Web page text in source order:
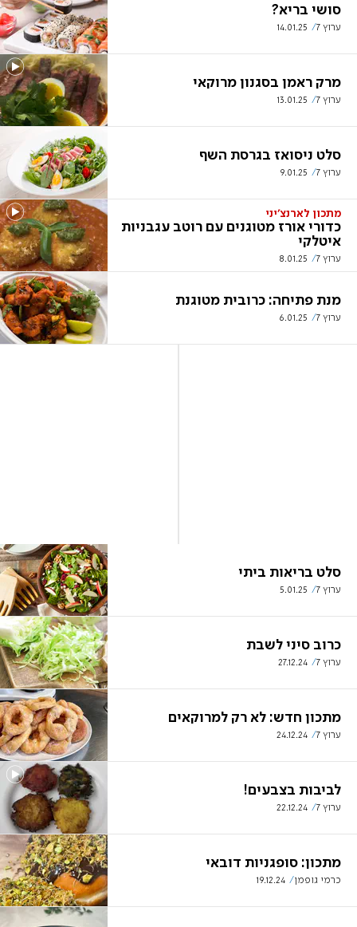
סושי בריא?
ערוץ 7 14.01.25
מרק ראמן בסגנון מרוקאי
ערוץ 7 13.01.25
סלט ניסואז בגרסת השף
ערוץ 7 9.01.25
מתכון לארנצ'יני
כדורי אורז מטוגנים עם רוטב עגבניות
איטלקי
ערוץ 7 8.01.25
מנת פתיחה: כרובית מטוגנת
ערוץ 7 6.01.25
סלט בריאות ביתי
ערוץ 7 5.01.25
כרוב סיני לשבת
ערוץ 7 27.12.24
מתכון חדש: לא רק למרוקאים
ערוץ 7 24.12.24
לביבות בצבעים!
ערוץ 7 22.12.24
מתכון: סופגניות דובאי
כרמי גופמן 19.12.24